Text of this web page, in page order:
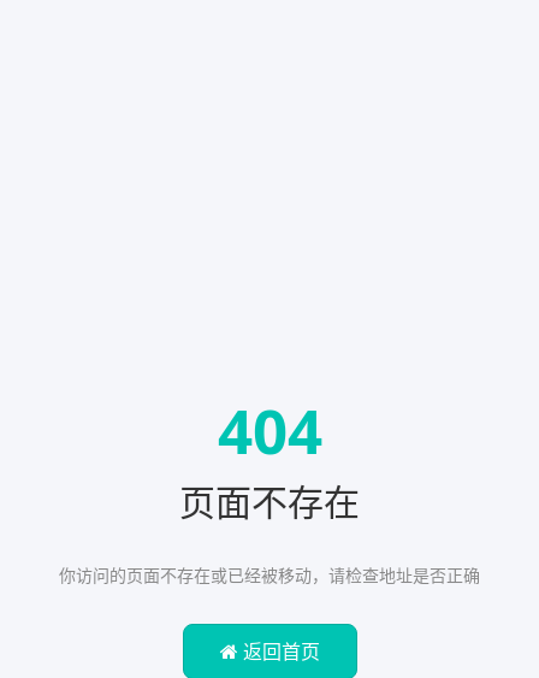
404
页面不存在
你访问的页面不存在或已经被移动，请检查地址是否正确
返回首页